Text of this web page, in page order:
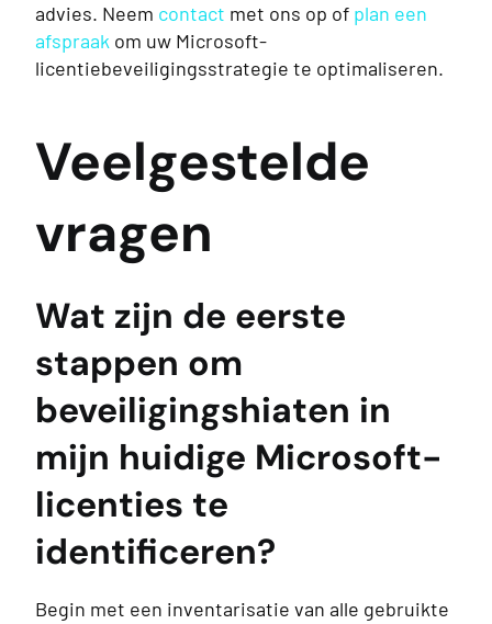
advies. Neem contact met ons op of plan een
afspraak om uw Microsoft-
licentiebeveiligingsstrategie te optimaliseren.
Veelgestelde
vragen
Wat zijn de eerste
stappen om
beveiligingshiaten in
mijn huidige Microsoft-
licenties te
identificeren?
Begin met een inventarisatie van alle gebruikte